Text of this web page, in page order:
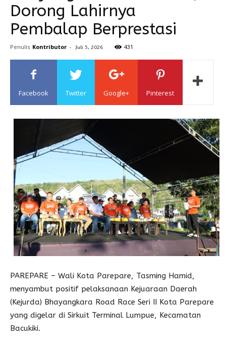
Sulawesi
Dorong Lahirnya
Pembalap Berprestasi
Penulis Kontributor - Juli 5, 2026 431
Facebook Twitter Google+ Pinterest
PAREPARE – Wali Kota Parepare, Tasming Hamid,
menyambut positif pelaksanaan Kejuaraan Daerah
(Kejurda) Bhayangkara Road Race Seri II Kota Parepare
yang digelar di Sirkuit Terminal Lumpue, Kecamatan
Bacukiki.